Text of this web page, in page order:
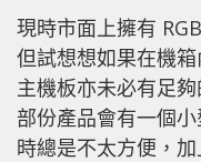
現時市面上擁有
但試想想如果在機
主機板亦未必有足
部份產品會有一個
時總是不太方便，